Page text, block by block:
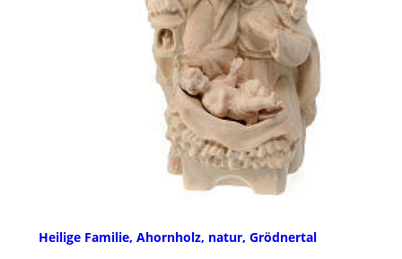
Heilige Familie, Ahornholz, natur, Grödnertal